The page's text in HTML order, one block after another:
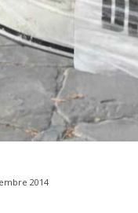
2014